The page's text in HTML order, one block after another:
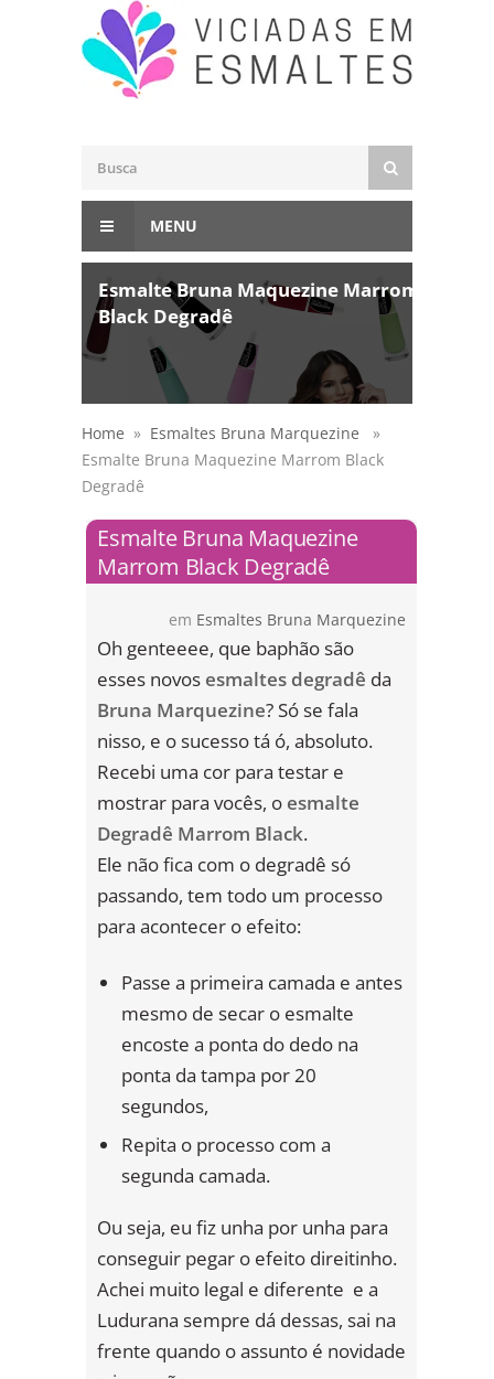
MENU
Esmalte Bruna Maquezine Marrom
Black Degradê
Home » Esmaltes Bruna Marquezine »
Esmalte Bruna Maquezine Marrom Black
Degradê
Esmalte Bruna Maquezine
Marrom Black Degradê
em Esmaltes Bruna Marquezine
Oh genteeee, que baphão são
esses novos esmaltes degradê da
Bruna Marquezine? Só se fala
nisso, e o sucesso tá ó, absoluto.
Recebi uma cor para testar e
mostrar para vocês, o esmalte
Degradê Marrom Black.
Ele não fica com o degradê só
passando, tem todo um processo
para acontecer o efeito:
Passe a primeira camada e antes
mesmo de secar o esmalte
encoste a ponta do dedo na
ponta da tampa por 20
segundos,
Repita o processo com a
segunda camada.
Ou seja, eu fiz unha por unha para
conseguir pegar o efeito direitinho.
Achei muito legal e diferente e a
Ludurana sempre dá dessas, sai na
frente quando o assunto é novidade